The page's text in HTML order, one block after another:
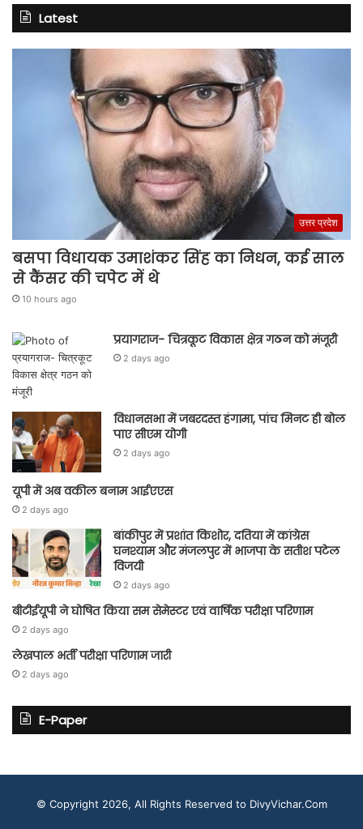
Latest
उत्तर प्रदेश
बसपा विधायक उमाशंकर सिंह का निधन, कई साल
से कैंसर की चपेट में थे
10 hours ago
प्रयागराज- चित्रकूट विकास क्षेत्र गठन को मंजूरी
2 days ago
विधानसभा में जबरदस्त हंगामा, पांच मिनट ही बोल
पाए सीएम योगी
2 days ago
यूपी में अब वकील बनाम आईएएस
2 days ago
बांकीपुर में प्रशांत किशोर, दतिया में कांग्रेस
घनश्याम और मंजलपुर में भाजपा के सतीश पटेल
विजयी
2 days ago
बीटीईयूपी ने घोषित किया सम सेमेस्टर एवं वार्षिक परीक्षा परिणाम
2 days ago
लेखपाल भर्ती परीक्षा परिणाम जारी
2 days ago
E-Paper
© Copyright 2026, All Rights Reserved to DivyVichar.Com